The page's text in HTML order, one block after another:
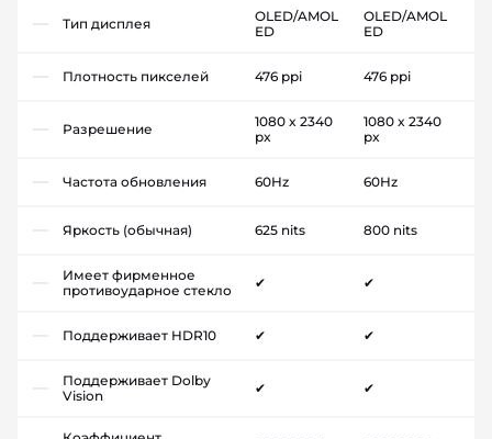
Тип дисплея
OLED/AMOL
ED
OLED/AMOL
ED
Плотность пикселей 476 ppi 476 ppi
Разрешение
1080 x 2340
px
1080 x 2340
px
Частота обновления 60Hz 60Hz
Яркость (обычная) 625 nits 800 nits
Имеет фирменное
противоударное стекло
✔ ✔
Поддерживает HDR10 ✔ ✔
Поддерживает Dolby
Vision
✔ ✔